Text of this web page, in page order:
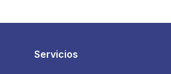
Servicios